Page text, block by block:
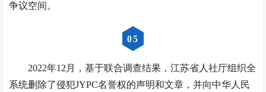
争议空间。
05
2022年12月，基于联合调查结果，江苏省人社厅组织全
系统删除了侵犯JYPC名誉权的声明和文章，并向中华人民